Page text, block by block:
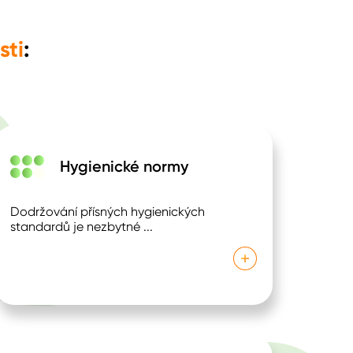
:
Hygienické normy
Dodržování přísných hygienických
standardů je nezbytné ...